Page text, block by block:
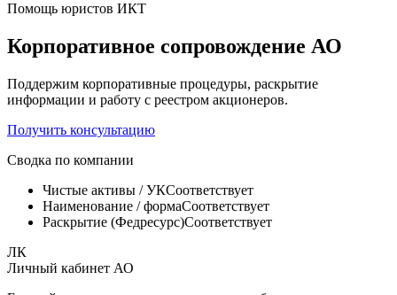
Помощь юристов ИКТ
Корпоративное сопровождение АО
Поддержим корпоративные процедуры, раскрытие
информации и работу с реестром акционеров.
Получить консультацию
Сводка по компании
Чистые активы / УКСоответствует
Наименование / формаСоответствует
Раскрытие (Федресурс)Соответствует
ЛК
Личный кабинет АО